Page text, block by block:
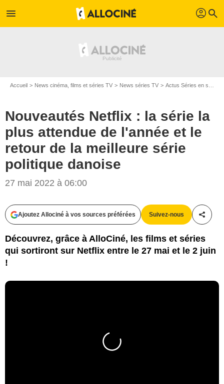
menu profil search
Accueil News cinéma, films et séries TV News séries TV Actus Séries en streaming
Nouveautés Netflix : la série la
plus attendue de l'année et le
retour de la meilleure série
politique danoise
27 mai 2022 à 06:00
Ajoutez Allociné à vos sources préférées Suivez-nous
Découvrez, grâce à AlloCiné, les films et séries
qui sortiront sur Netflix entre le 27 mai et le 2 juin
!